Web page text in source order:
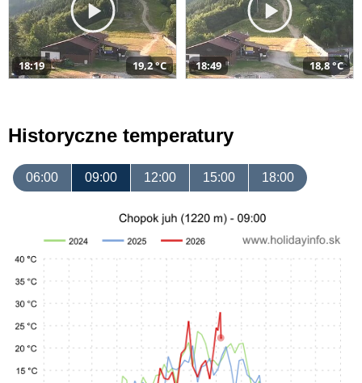
18:19 19,2 °C 18:49 18,8 °C
Historyczne temperatury
06:00 09:00 12:00 15:00 18:00